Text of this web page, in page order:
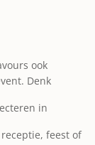
ook
Denk
in
feest of